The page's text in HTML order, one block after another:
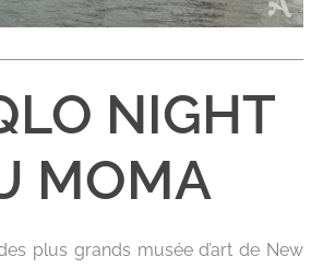
NIGHT
MOMA
plus grands musée d’art de New